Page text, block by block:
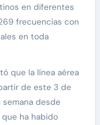
en diferentes
frecuencias con
en toda
que la línea aérea
de este 3 de
semana desde
que ha habido